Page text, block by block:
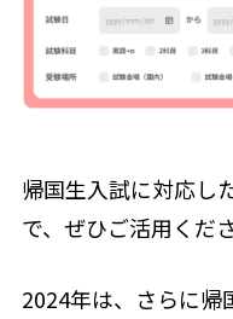
帰国生入試に対応し
で、ぜひご活用くだ
2024年は、さらに帰